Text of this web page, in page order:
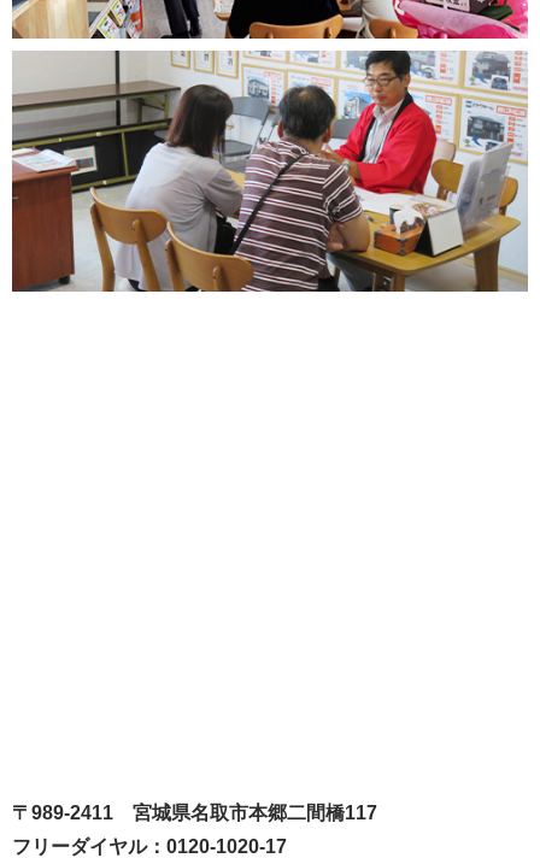
〒989-2411 宮城県名取市本郷二間橋117
フリーダイヤル：0120-1020-17